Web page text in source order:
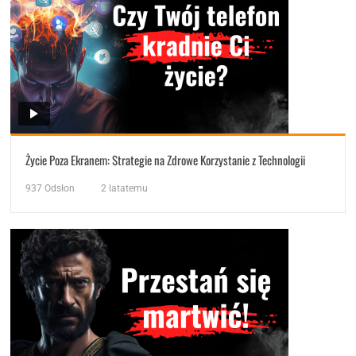
Życie Poza Ekranem: Strategie na Zdrowe Korzystanie z Technologii
937 Odsłon 2 latatemu